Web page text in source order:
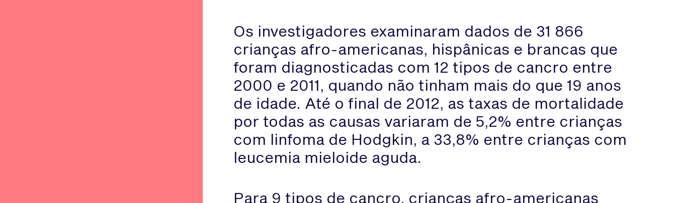
Os investigadores examinaram dados de 31 866
crianças afro-americanas, hispânicas e brancas que
foram diagnosticadas com 12 tipos de cancro entre
2000 e 2011, quando não tinham mais do que 19 anos
de idade. Até o final de 2012, as taxas de mortalidade
por todas as causas variaram de 5,2% entre crianças
com linfoma de Hodgkin, a 33,8% entre crianças com
leucemia mieloide aguda.
Para 9 tipos de cancro, crianças afro-americanas